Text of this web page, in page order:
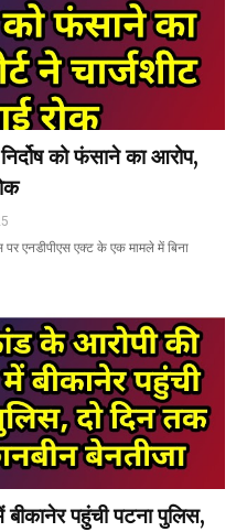
को फंसाने का आरोप,
एनडीपीएस एक्ट के एक मामले में बिना
पहुंची पटना पुलिस,